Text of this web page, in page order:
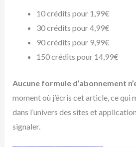
10 crédits pour 1,99€
30 crédits pour 4,99€
90 crédits pour 9,99€
150 crédits pour 14,99€
Aucune formule d’abonnement
moment où j’écris cet article, ce qui
dans l’univers des sites et
signaler.